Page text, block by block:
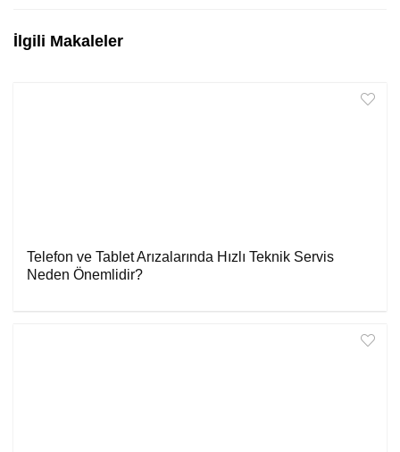
İlgili Makaleler
Telefon ve Tablet Arızalarında Hızlı Teknik Servis
Neden Önemlidir?